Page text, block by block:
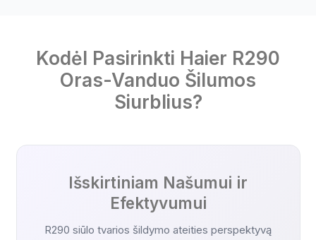
Kodėl Pasirinkti Haier R290
Oras-Vanduo Šilumos
Siurblius?
Išskirtiniam Našumui ir
Efektyvumui
R290 siūlo tvarios šildymo ateities perspektyvą